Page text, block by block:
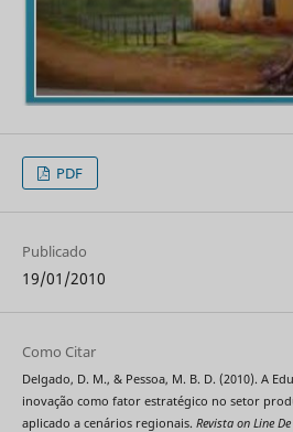
PDF
Publicado
19/01/2010
Como Citar
Delgado, D. M., & Pessoa, M. B. D. (2010). A
inovação como fator estratégico no setor
aplicado a cenários regionais. Revista on Line